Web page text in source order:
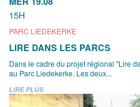
15H
PARC LIEDEKERKE
LIRE DANS LES PARCS
Dans le cadre du projet régional "Lire
au Parc Liedekerke. Les deux...
LIRE PLUS